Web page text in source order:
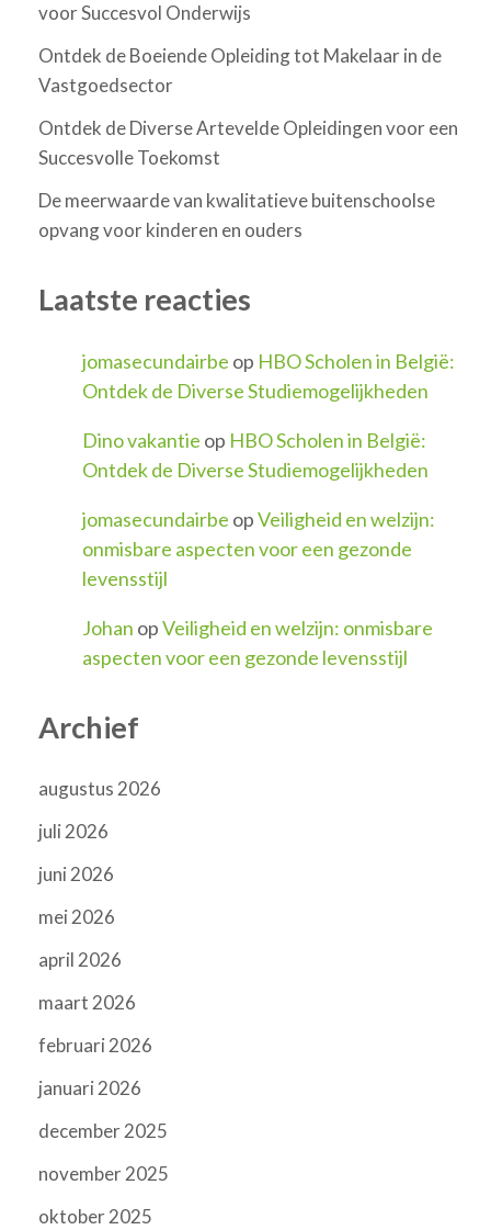
voor Succesvol Onderwijs
Ontdek de Boeiende Opleiding tot Makelaar in de
Vastgoedsector
Ontdek de Diverse Artevelde Opleidingen voor een
Succesvolle Toekomst
De meerwaarde van kwalitatieve buitenschoolse
opvang voor kinderen en ouders
Laatste reacties
jomasecundairbe op HBO Scholen in België:
Ontdek de Diverse Studiemogelijkheden
Dino vakantie op HBO Scholen in België:
Ontdek de Diverse Studiemogelijkheden
jomasecundairbe opVeiligheid en welzijn:
onmisbare aspecten voor een gezonde
levensstijl
Johan opVeiligheid en welzijn: onmisbare
aspecten voor een gezonde levensstijl
Archief
augustus 2026
juli 2026
juni 2026
mei 2026
april 2026
maart 2026
februari 2026
januari 2026
december 2025
november 2025
oktober 2025